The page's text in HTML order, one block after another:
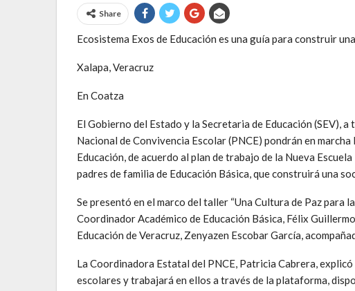
Share
Ecosistema Exos de Educación es una guía para construir
Xalapa, Veracruz
En Coatza
El Gobierno del Estado y la Secretaria de Educación (SEV),
Nacional de Convivencia Escolar (PNCE) pondrán en
Educación, de acuerdo al plan de trabajo de la Nueva
padres de familia de Educación Básica, que construirá una
Se presentó en el marco del taller “Una Cultura de Paz para
Coordinador Académico de Educación Básica, Félix
Educación de Veracruz, Zenyazen Escobar García,
La Coordinadora Estatal del PNCE, Patricia Cabrera,
escolares y trabajará en ellos a través de la plataforma,